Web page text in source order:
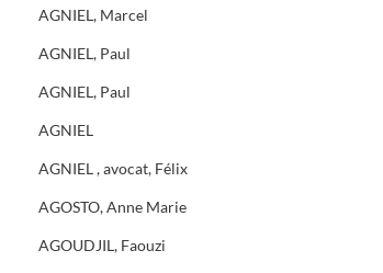
AGNIEL, Marcel
AGNIEL, Paul
AGNIEL, Paul
AGNIEL
AGNIEL , avocat, Félix
AGOSTO, Anne Marie
AGOUDJIL, Faouzi